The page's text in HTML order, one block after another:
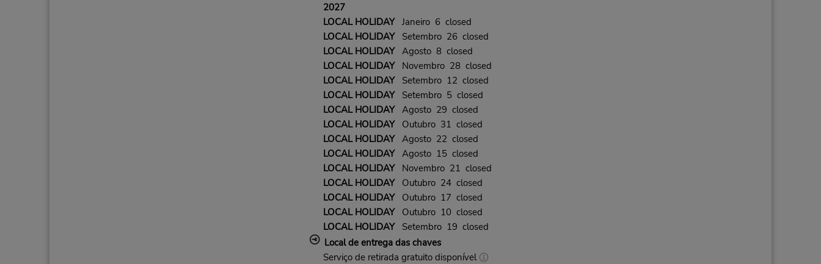
2027
LOCAL HOLIDAYJaneiro 6 closed
LOCAL HOLIDAYSetembro 26 closed
LOCAL HOLIDAYAgosto 8 closed
LOCAL HOLIDAYNovembro 28 closed
LOCAL HOLIDAYSetembro 12 closed
LOCAL HOLIDAYSetembro 5 closed
LOCAL HOLIDAYAgosto 29 closed
LOCAL HOLIDAYOutubro 31 closed
LOCAL HOLIDAYAgosto 22 closed
LOCAL HOLIDAYAgosto 15 closed
LOCAL HOLIDAYNovembro 21 closed
LOCAL HOLIDAYOutubro 24 closed
LOCAL HOLIDAYOutubro 17 closed
LOCAL HOLIDAYOutubro 10 closed
LOCAL HOLIDAYSetembro 19 closed
Local de entrega das chaves
Serviço de retirada gratuito disponível